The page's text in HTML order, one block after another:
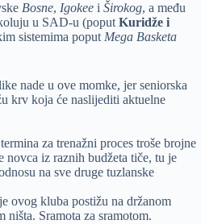
Bosne, Igokee i Širokog, a među
u SAD-u (poput Kuridže i
sistemima poput Mega Basketa
nade u ove momke, jer seniorska
krv koja će naslijediti aktuelne
za trenažni proces troše brojne
iz raznih budžeta tiče, tu je
na sve druge tuzlanske
ovog kluba postižu na držanom
Sramota za sramotom.